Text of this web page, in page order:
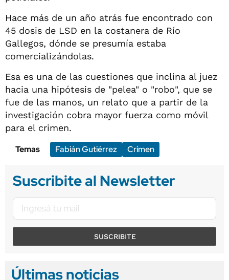
Hace más de un año atrás fue encontrado con
45 dosis de LSD en la costanera de Río
Gallegos, dónde se presumía estaba
comercializándolas.
Esa es una de las cuestiones que inclina al juez
hacia una hipótesis de "pelea" o "robo", que se
fue de las manos, un relato que a partir de la
investigación cobra mayor fuerza como móvil
para el crimen.
Temas
Fabián Gutiérrez Crimen
Suscribite al Newsletter
SUSCRIBITE
Últimas noticias